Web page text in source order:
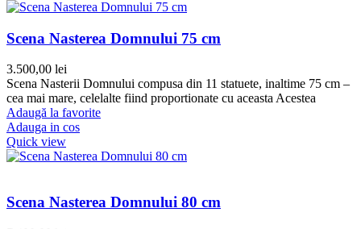
Scena Nasterea Domnului 75 cm
3.500,00 lei
Scena Nasterii Domnului compusa din 11 statuete, inaltime 75 cm –
cea mai mare, celelalte fiind proportionate cu aceasta Acestea
Adaugă la favorite
Adauga in cos
Quick view
Scena Nasterea Domnului 80 cm